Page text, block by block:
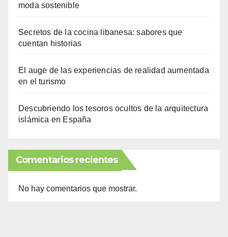
moda sostenible
Secretos de la cocina libanesa: sabores que
cuentan historias
El auge de las experiencias de realidad aumentada
en el turismo
Descubriendo los tesoros ocultos de la arquitectura
islámica en España
Comentarios recientes
No hay comentarios que mostrar.